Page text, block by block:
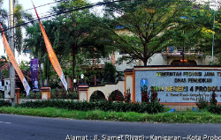
Skip
to
content